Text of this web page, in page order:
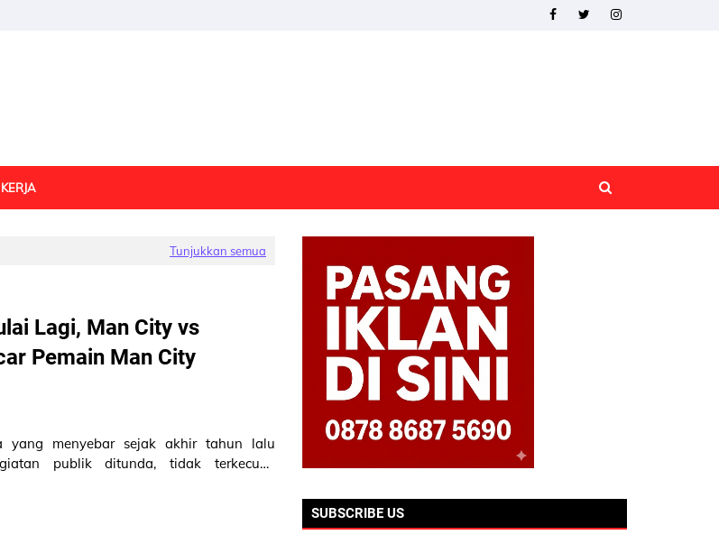
Tunjukkan semua
Lagi, Man City vs
Pemain Man City
yang menyebar sejak akhir tahun lalu
publik ditunda, tidak terkecuali
SUBSCRIBE US